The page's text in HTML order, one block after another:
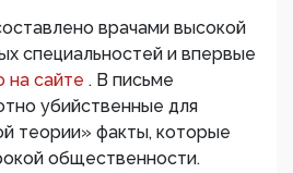
врачами высокой
специальностей и впервые
на сайте . В письме
убийственные для
теории» факты, которые
общественности.